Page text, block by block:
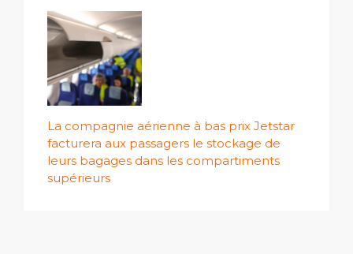
La compagnie aérienne à bas prix Jetstar
facturera aux passagers le stockage de
leurs bagages dans les compartiments
supérieurs